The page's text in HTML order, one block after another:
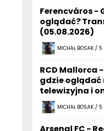
Ferencváros -
oglądać?
(05.08.2026)
MICHAŁ BOSAK /
RCD Mallorca
gdzie oglądać
telewizyjna i
MICHAŁ BOSAK /